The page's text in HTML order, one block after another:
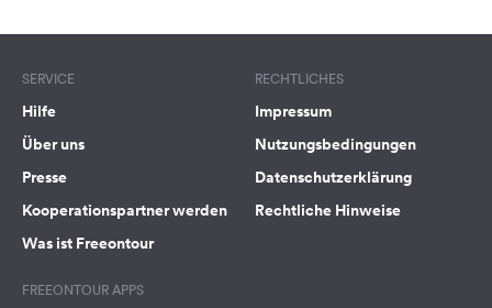
SERVICE
Hilfe
Über uns
Presse
Kooperationspartner werden
Was ist Freeontour
RECHTLICHES
Impressum
Nutzungsbedingungen
Datenschutzerklärung
Rechtliche Hinweise
FREEONTOUR APPS